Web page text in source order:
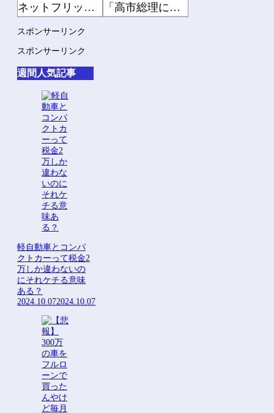
ネットフリックスの脚本料は「地上波の5倍ぐらい」 役作りで増量の役者には食費の補...
Powered by livedoor 相互
「高市総理には愛想尽かした」コメ余りに農家が悲鳴 売値は生産原価の半分以下に…肥...
スポンサーリンク
スポンサーリンク
週間人気記事
軽自動車とコンパ
クトカーって税金2
万しか違わないの
にそれケチる意味
ある？
2024.10.072024.10.07